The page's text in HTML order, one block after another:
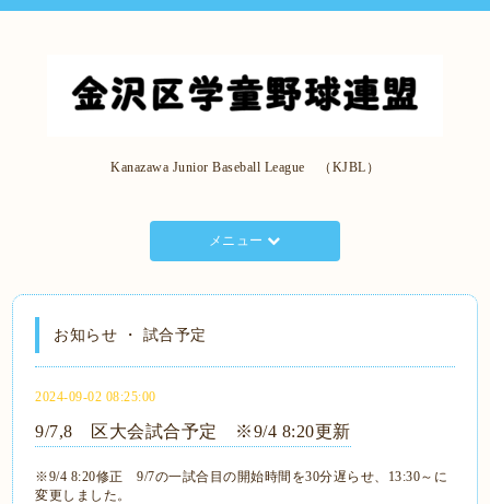
Kanazawa Junior Baseball League （KJBL）
メニュー
お知らせ ・ 試合予定
2024-09-02 08:25:00
9/7,8 区大会試合予定 ※9/4 8:20更新
※9/4 8:20修正 9/7の一試合目の開始時間を30分遅らせ、13:30～に
変更しました。